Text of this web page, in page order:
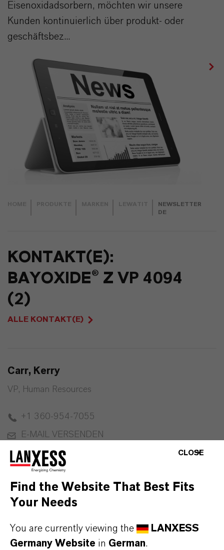
Eisenoxidadsorbern, möchten wir unsere
Kunden kontinuierlich über produkt- oder
geschäftsbez...
NEWSLETTER
DE
KONTAKT(E):
BAYOXIDE® Z VP 4094
(2)
ALLE KONTAKT(E)
Carr, Kerry
VP, Human Resources
+1 360-954-7055
E-MAIL VERSENDEN
vCard henrunterladen
Pippine, Kelly
+1 360-954-7053
CLOSE
Find the Website That Best Fits
Your Needs
You are currently viewing the
LANXESS
Germany Website in German.